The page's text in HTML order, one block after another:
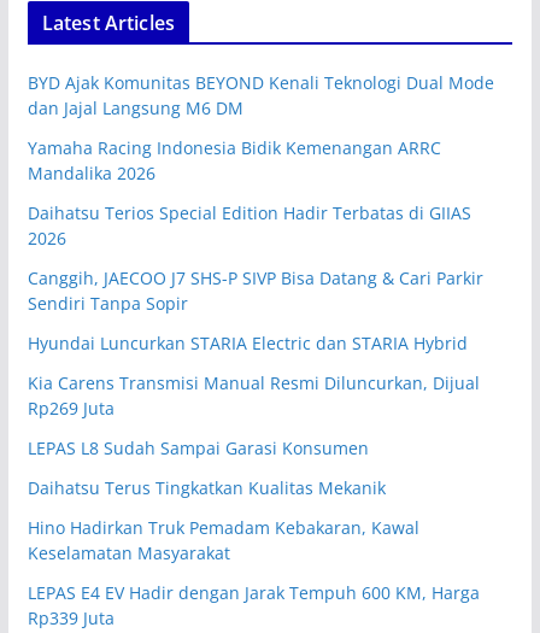
Latest Articles
BYD Ajak Komunitas BEYOND Kenali Teknologi Dual Mode
dan Jajal Langsung M6 DM
Yamaha Racing Indonesia Bidik Kemenangan ARRC
Mandalika 2026
Daihatsu Terios Special Edition Hadir Terbatas di GIIAS
2026
Canggih, JAECOO J7 SHS-P SIVP Bisa Datang & Cari Parkir
Sendiri Tanpa Sopir
Hyundai Luncurkan STARIA Electric dan STARIA Hybrid
Kia Carens Transmisi Manual Resmi Diluncurkan, Dijual
Rp269 Juta
LEPAS L8 Sudah Sampai Garasi Konsumen
Daihatsu Terus Tingkatkan Kualitas Mekanik
Hino Hadirkan Truk Pemadam Kebakaran, Kawal
Keselamatan Masyarakat
LEPAS E4 EV Hadir dengan Jarak Tempuh 600 KM, Harga
Rp339 Juta